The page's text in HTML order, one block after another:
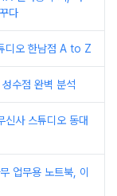
다
디오 한남점 A to Z
수점 완벽 분석
신사 스튜디오 동대
업무용 노트북, 이